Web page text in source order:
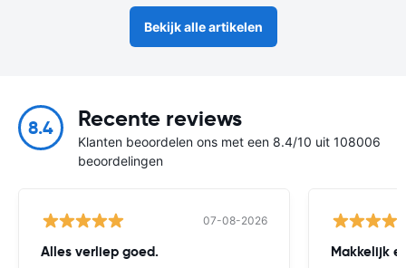
Bekijk alle artikelen
8.4 Recente reviews
Klanten beoordelen ons met een 8.4/10 uit 108006
beoordelingen
07-08-2026
Alles verliep goed.